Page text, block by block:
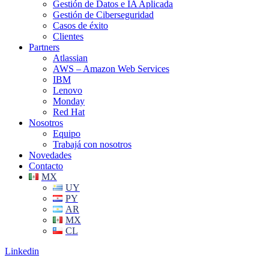
Gestión de Datos e IA Aplicada
Gestión de Ciberseguridad
Casos de éxito
Clientes
Partners
Atlassian
AWS – Amazon Web Services
IBM
Lenovo
Monday
Red Hat
Nosotros
Equipo
Trabajá con nosotros
Novedades
Contacto
MX
UY
PY
AR
MX
CL
Linkedin